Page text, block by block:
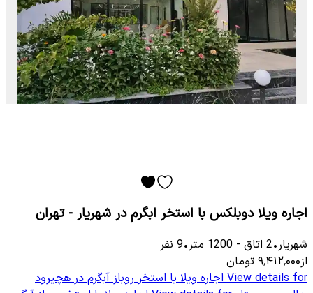
اجاره ویلا دوبلکس با استخر ابگرم در شهریار - تهران
شهریار•
2 اتاق -
1200 متر•
9 نفر
از۹٬۴۱۲٬۰۰۰ تومان
View details for اجاره ویلا با استخر روباز آبگرم در هچیرود